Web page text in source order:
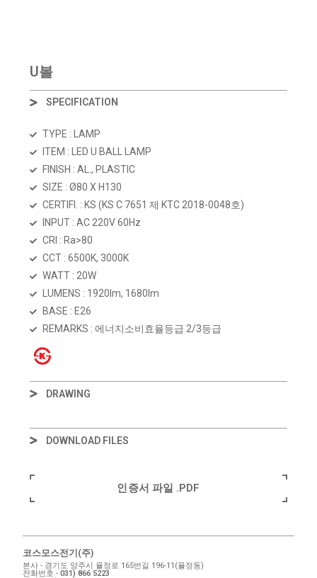
U볼
SPECIFICATION
TYPE : LAMP
ITEM : LED U BALL LAMP
FINISH : AL., PLASTIC
SIZE : Ø80 X H130
CERTIFI. : KS (KS C 7651 제 KTC 2018-0048호)
INPUT : AC 220V 60Hz
CRI : Ra>80
CCT : 6500K, 3000K
WATT : 20W
LUMENS : 1920lm, 1680lm
BASE : E26
REMARKS : 에너지소비효율등급 2/3등급
DRAWING
DOWNLOAD FILES
인증서 파일 .PDF
코스모스전기(주)
본사 - 경기도 양주시 율정로 165번길 196-11(율정동)
전화번호 -031) 866 5223